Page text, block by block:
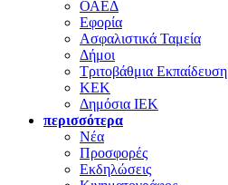
ΟΑΕΔ
Εφορία
Ασφαλιστικά Ταμεία
Δήμοι
Τριτοβάθμια Εκπαίδευση
ΚΕΚ
Δημόσια ΙΕΚ
περισσότερα
Νέα
Προσφορές
Εκδηλώσεις